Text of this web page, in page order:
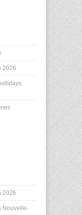
2026
2026
Nouvelle-